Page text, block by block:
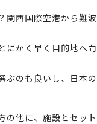
関西国際空港から難
にかく早く目的地へ
ぶのも良いし、日本
の他に、施設とセッ